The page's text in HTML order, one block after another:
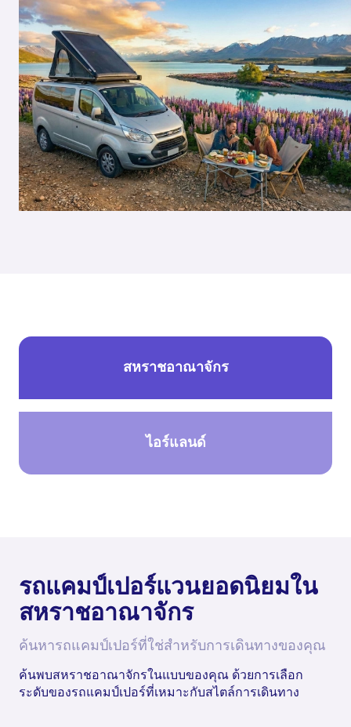
สหราชอาณาจักร
ไอร์แลนด์
รถแคมป์เปอร์แวนยอดนิยมใน
สหราชอาณาจักร
ค้นหารถแคมป์เปอร์ที่ใช่สำหรับการเดินทางของคุณ
ค้นพบสหราชอาณาจักรในแบบของคุณ ด้วยการเลือก
ระดับของรถแคมป์เปอร์ที่เหมาะกับสไตล์การเดินทาง